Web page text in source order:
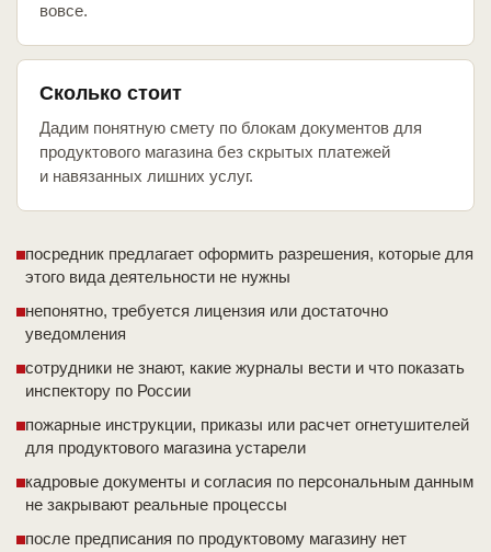
вовсе.
Сколько стоит
Дадим понятную смету по блокам документов для
продуктового магазина без скрытых платежей
и навязанных лишних услуг.
посредник предлагает оформить разрешения, которые для
этого вида деятельности не нужны
непонятно, требуется лицензия или достаточно
уведомления
сотрудники не знают, какие журналы вести и что показать
инспектору по России
пожарные инструкции, приказы или расчет огнетушителей
для продуктового магазина устарели
кадровые документы и согласия по персональным данным
не закрывают реальные процессы
после предписания по продуктовому магазину нет